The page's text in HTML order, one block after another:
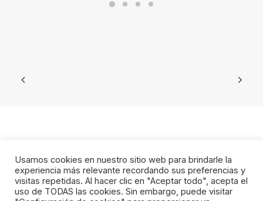
© 2023 Fundacion Levante UD. All rights reserved
Usamos cookies en nuestro sitio web para brindarle la
experiencia más relevante recordando sus preferencias y
visitas repetidas. Al hacer clic en "Aceptar todo", acepta el
uso de TODAS las cookies. Sin embargo, puede visitar